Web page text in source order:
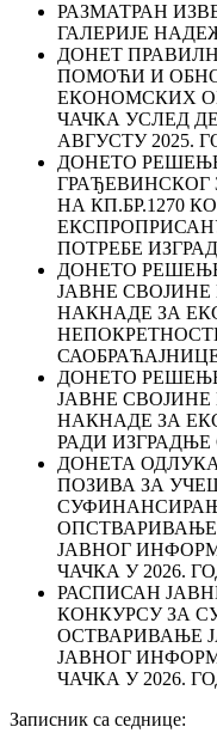
РАЗМАТРАН
ГАЛЕРИЈЕ
ДОНЕТ
ПОМОЋИ И
ЕКОНОМСКИХ
ЧАЧКА УСЛЕД
АВГУСТУ 2025.
ДОНЕТО
ГРАЂЕВИНСКОГ
НА КП.БР.1270
ПОТРЕБЕ
ДОНЕТО
ЈАВНЕ СВОЈИНЕ
НАКНАДЕ ЗА
САОБРАЋАЈНИЦЕ
ДОНЕТО
ЈАВНЕ СВОЈИНЕ
НАКНАДЕ ЗА
РАДИ ИЗГРАДЊЕ
ДОНЕТА
ПОЗИВА ЗА
ОПСТВАРИВАЊЕ
ЈАВНОГ
ЧАЧКА У 2026.
РАСПИСАН
КОНКУРСУ ЗА
ОСТВАРИВАЊЕ
ЈАВНОГ
ЧАЧКА У 2026.
Записник са седнице: